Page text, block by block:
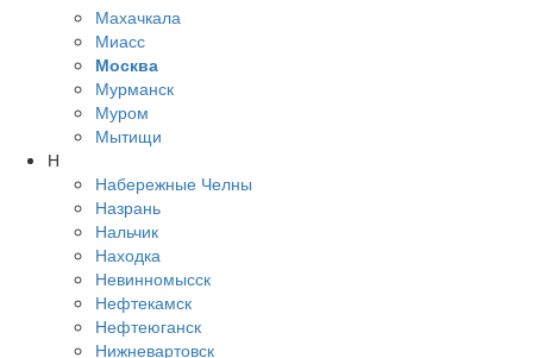
Махачкала
Миасс
Москва
Мурманск
Муром
Мытищи
Н
Набережные Челны
Назрань
Нальчик
Находка
Невинномысск
Нефтекамск
Нефтеюганск
Нижневартовск